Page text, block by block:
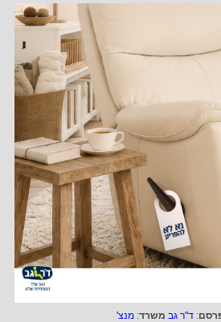
: ד"ר גב משרד: מנצ'